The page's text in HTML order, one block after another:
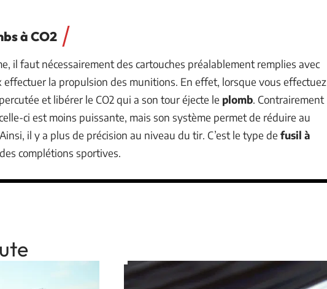
à CO2
il faut nécessairement des cartouches préalablement remplies avec
effectuer la propulsion des munitions. En effet, lorsque vous effectuez
et libérer le CO2 qui a son tour éjecte le plomb. Contrairement
ci est moins puissante, mais son système permet de réduire au
il y a plus de précision au niveau du tir. C’est le type de fusil à
complétions sportives.